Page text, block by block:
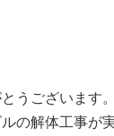
うございます。
の解体工事が